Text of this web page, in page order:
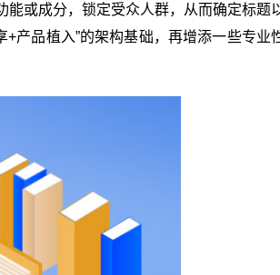
能或成分，锁定受众人群，从而确定标题
产品植入”的架构基础，再增添一些专业